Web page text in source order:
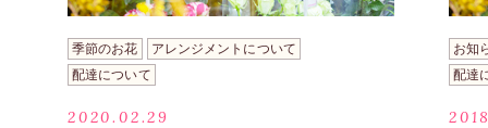
季節のお花
アレンジメントについて
配達について
2020.02.29
お知
配達